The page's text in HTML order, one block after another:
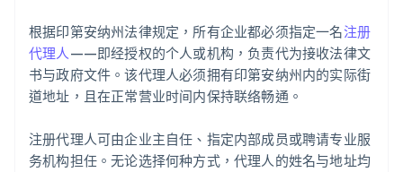
根据印第安纳州法律规定，所有企业都必须指定一名注册
代理人——即经授权的个人或机构，负责代为接收法律文
书与政府文件。该代理人必须拥有印第安纳州内的实际街
道地址，且在正常营业时间内保持联络畅通。
注册代理人可由企业主自任、指定内部成员或聘请专业服
务机构担任。无论选择何种方式，代理人的姓名与地址均